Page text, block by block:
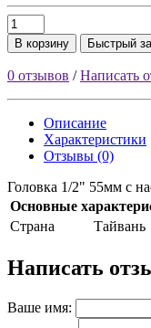
В корзину Быстрый
0 отзывов /Написать
Описание
Характеристики
Отзывы (0)
Головка 1/2" 55мм с
Основные
Страна
Тайвань
Написать
Ваше имя: